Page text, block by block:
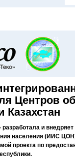
Центров
Казахстан
разработала и
населения (ИИС
проекта по